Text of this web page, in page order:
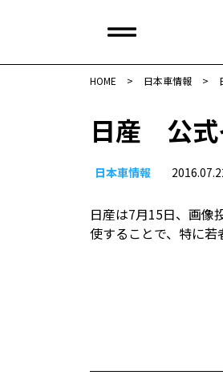
HOME > 日本車情報​ >
日産 公式
日本車情報​
日産は7月15日、画像
使することで、特に若